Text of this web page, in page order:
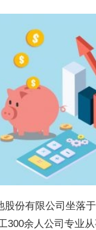
股份有限公司坐落
300余人公司专业